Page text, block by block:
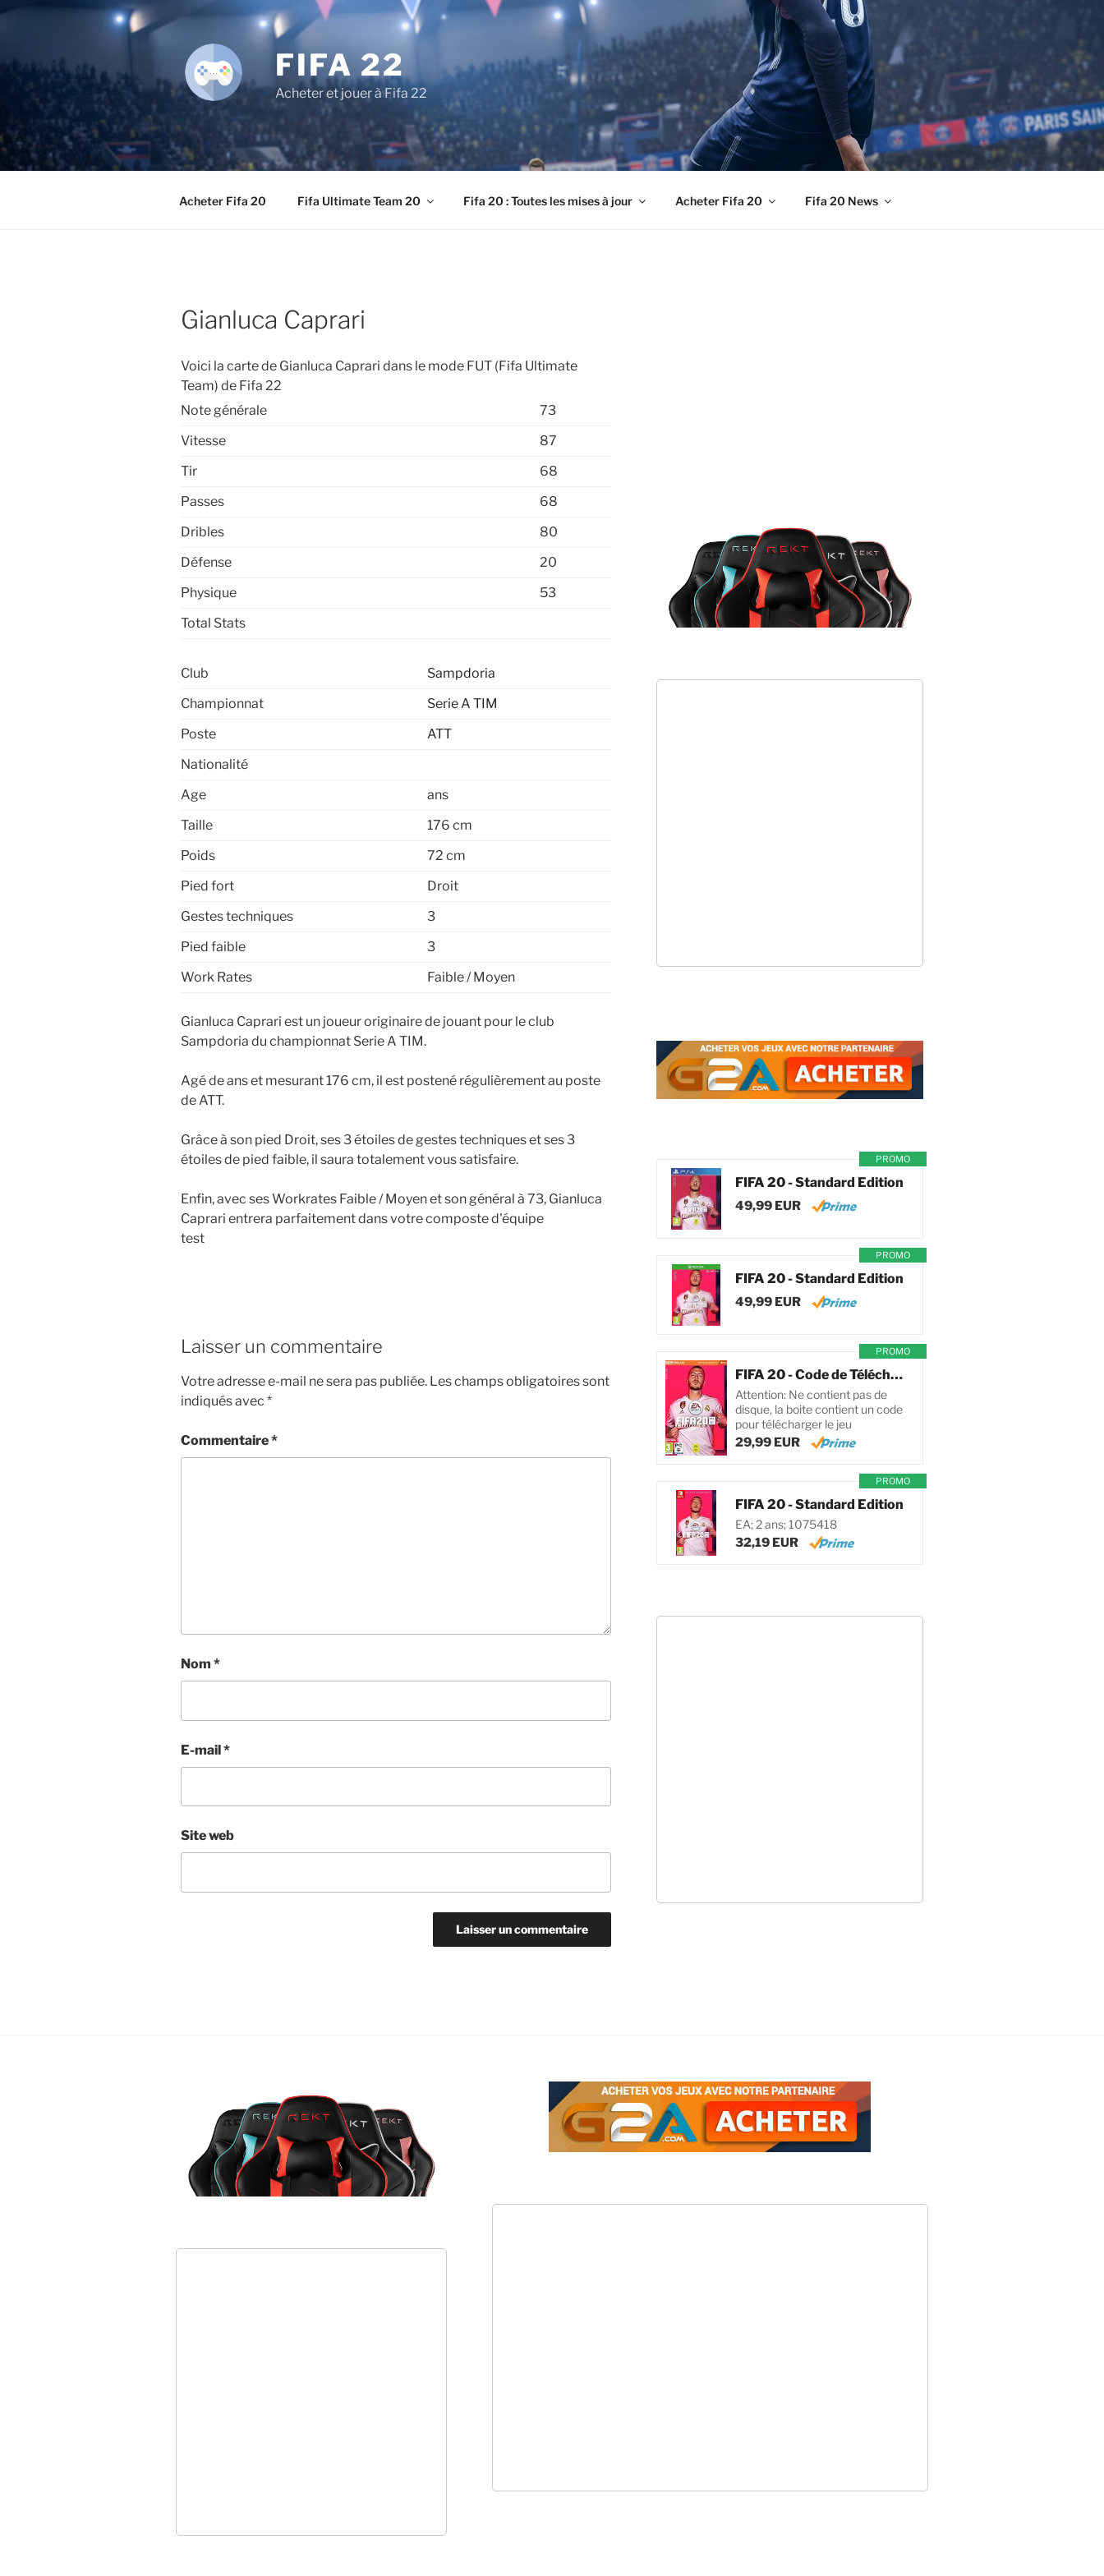
principal
FIFA 22
Acheter et jouer à Fifa 22
Acheter Fifa 20 Fifa Ultimate Team 20 Fifa 20 : Toutes les mises à jour Acheter Fifa 20 Fifa 20 News
Gianluca Caprari
Voici la carte de Gianluca Caprari dans le mode FUT (Fifa Ultimate
Team) de Fifa 22
Note générale
73
Vitesse
87
Tir
68
Passes
68
Dribles
80
Défense
20
Physique
53
Total Stats
Club
Sampdoria
Championnat
Serie A TIM
Poste
ATT
Nationalité
Age
ans
Taille
176 cm
Poids
72 cm
Pied fort
Droit
Gestes techniques
3
Pied faible
3
Work Rates
Faible / Moyen
Gianluca Caprari est un joueur originaire de jouant pour le club
Sampdoria du championnat Serie A TIM.
Agé de ans et mesurant 176 cm, il est postené régulièrement au poste
de ATT.
Grâce à son pied Droit, ses 3 étoiles de gestes techniques et ses 3
étoiles de pied faible, il saura totalement vous satisfaire.
Enfin, avec ses Workrates Faible / Moyen et son général à 73, Gianluca
Caprari entrera parfaitement dans votre composte d'équipe
test
Laisser un commentaire
Votre adresse e-mail ne sera pas publiée. Les champs obligatoires sont
indiqués avec *
Commentaire*
Nom *
E-mail*
Site web
PROMO
FIFA 20 - Standard Edition
49,99 EUR
PROMO
FIFA 20 - Standard Edition
49,99 EUR
PROMO
FIFA 20 - Code de Téléchargement pour PC
Attention: Ne contient pas de
disque, la boite contient un code
pour télécharger le jeu
29,99 EUR
PROMO
FIFA 20 - Standard Edition
EA; 2 ans; 1075418
32,19 EUR